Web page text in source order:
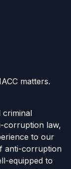
matters.
criminal
corruption law,
to our
anti-corruption
equipped to